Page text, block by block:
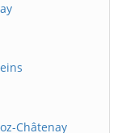
Châtenay